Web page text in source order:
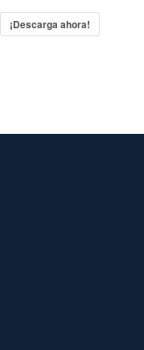
¡Descarga ahora!